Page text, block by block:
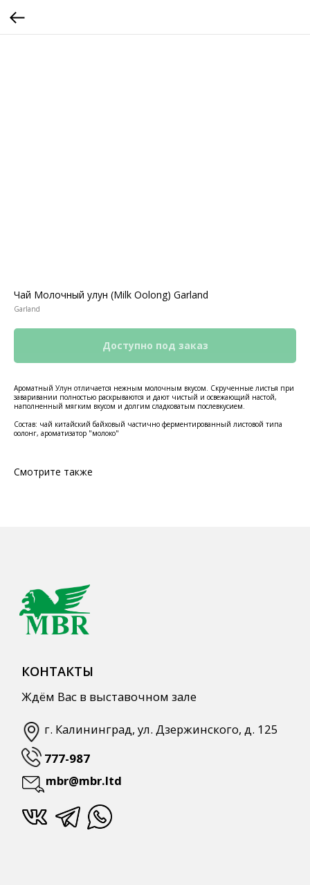
Чай Молочный улун (Milk Oolong) Garland
Garland
Ароматный Улун отличается нежным молочным вкусом. Скрученные листья при
заваривании полностью раскрываются и дают чистый и освежающий настой,
наполненный мягким вкусом и долгим сладковатым послевкусием.
Состав: чай китайский байховый частично ферментированный листовой типа
оолонг, ароматизатор "молоко"
Смотрите также
КОНТАКТЫ
Напитки
Профессиональная химия
Одноразовая посуда и упаковка
Продукты питания
Столовая посуда
Инвентарь
Звуковое оборудование
Мебель из нержавеющей стали